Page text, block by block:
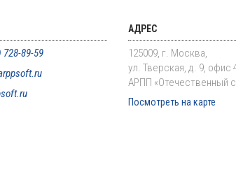
728-89-59
АДРЕС
125009, г. Москва,
ул. Тверская, д. 9, офис
АРПП «Отечественный
Посмотреть на карте